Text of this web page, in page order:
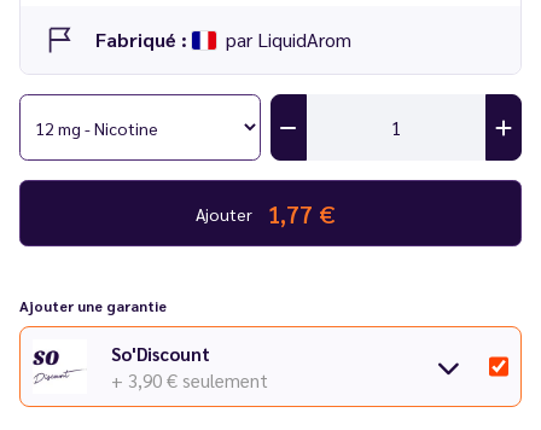
Fabriqué : par LiquidArom
Ajouter 1,77 €
Ajouter une garantie
So'Discount
+ 3,90 € seulement